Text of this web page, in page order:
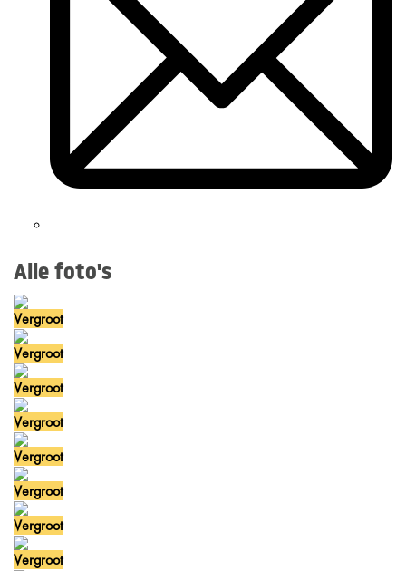
Alle foto's
Vergroot
Vergroot
Vergroot
Vergroot
Vergroot
Vergroot
Vergroot
Vergroot